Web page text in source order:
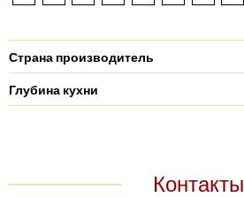
Страна производитель
Глубина кухни
Контакты